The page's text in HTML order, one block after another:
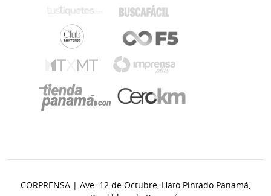
CORPRENSA | Ave. 12 de Octubre, Hato Pintado Panamá,